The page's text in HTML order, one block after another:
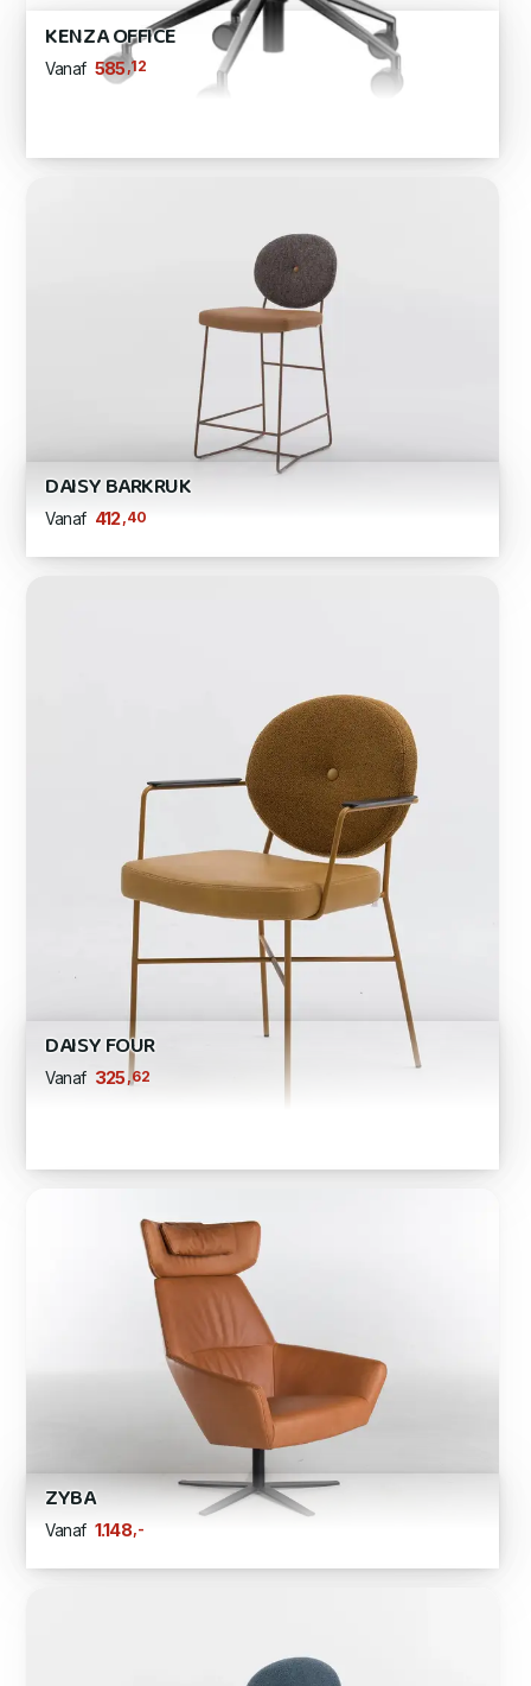
KENZA OFFICE
Vanaf 585,12
DAISY BARKRUK
Vanaf 412 ,40
DAISY FOUR
Vanaf 325 ,62
ZYBA
Vanaf 1.148 ,-